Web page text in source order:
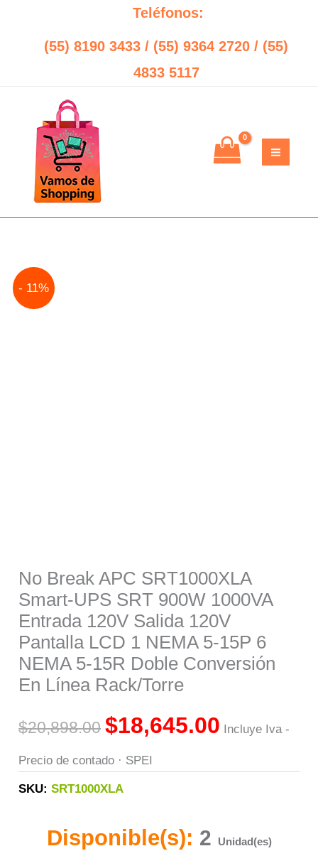
contenido
Teléfonos:
(55) 8190 3433 / (55) 9364 2720 / (55)
4833 5117
- 11%
No Break APC SRT1000XLA
Smart-UPS SRT 900W 1000VA
Entrada 120V Salida 120V
Pantalla LCD 1 NEMA 5-15P 6
NEMA 5-15R Doble Conversión
En Línea Rack/Torre
$20,898.00 $18,645.00 Incluye Iva -
Precio de contado · SPEI
SKU:SRT1000XLA
Disponible(s): 2 Unidad(es)
No
Break
Pantalla
LCD
1
NEMA
5-
15P
NEMA
15R
Doble